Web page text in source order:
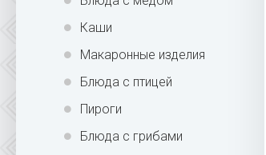
Каши
Макаронные изделия
Блюда с птицей
Пироги
Блюда с грибами